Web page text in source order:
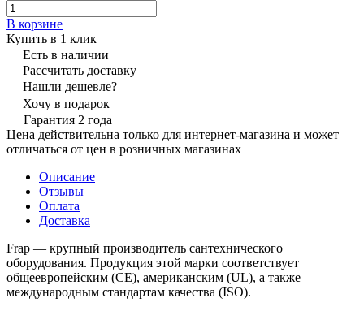
В корзине
Купить в 1 клик
Есть в наличии
Рассчитать доставку
Нашли дешевле?
Хочу в подарок
Гарантия 2 года
Цена действительна только для интернет-магазина и может
отличаться от цен в розничных магазинах
Описание
Отзывы
Оплата
Доставка
Frap — крупный производитель сантехнического
оборудования. Продукция этой марки соответствует
общеевропейским (CE), американским (UL), а также
международным стандартам качества (ISO).